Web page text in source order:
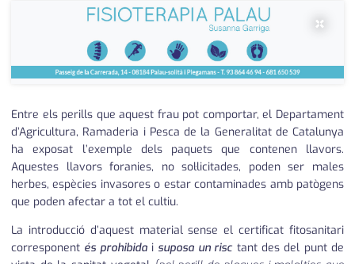
×
Entre els perills que aquest frau pot comportar, el Departament
d’Agricultura, Ramaderia i Pesca de la Generalitat de Catalunya
ha exposat l’exemple dels paquets que contenen llavors.
Aquestes llavors foranies, no sol·licitades, poden ser males
herbes, espècies invasores o estar contaminades amb patògens
que poden afectar a tot el cultiu.
La introducció d’aquest material sense el certificat fitosanitari
corresponent és prohibidai suposa un risc tant des del punt de